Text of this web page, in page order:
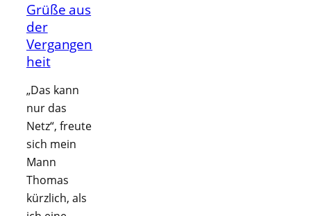
Grüße aus
der
Vergangen
heit
„Das kann
nur das
Netz“, freute
sich mein
Mann
Thomas
kürzlich, als